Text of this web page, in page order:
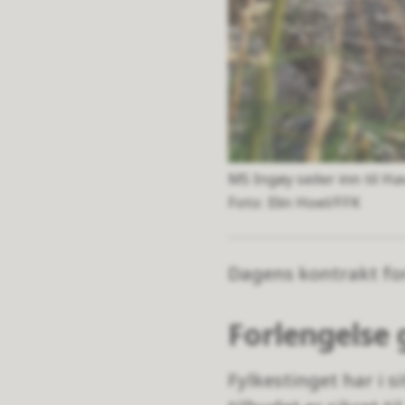
MS Ingøy seiler inn til
Elin Hoel/FFK
Dagens kontrakt
Forlengelse
Fylkestinget har i